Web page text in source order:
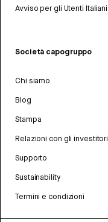
Avviso per gli Utenti Italiani
Società capogruppo
Chi siamo
Blog
Stampa
Relazioni con gli investitori
Supporto
Sustainability
Termini e condizioni